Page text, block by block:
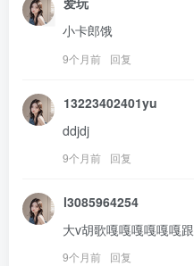
小卡郎饿
9个月前 回复
13223402401yu
ddjdj
9个月前 回复
l3085964254
大v胡歌嘎嘎嘎嘎嘎嘎跟
9个月前 回复